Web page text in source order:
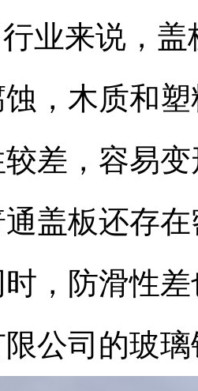
业来说，
，木质和
差，容易
盖板还存
，防滑性
公司的玻